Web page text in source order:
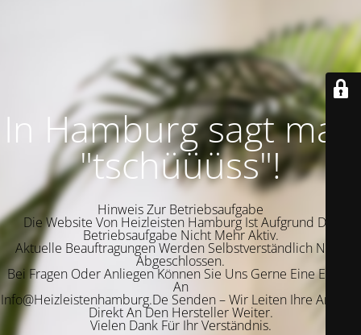
In Hamburg sagt man
"tschüüüss"!
Hinweis Zur Betriebsaufgabe
Die Website Von Heizleisten Hamburg Ist Aufgrund Der
Betriebsaufgabe Nicht Mehr Aktiv.
Aktuelle Beauftragungen Werden Selbstverständlich Noch
Abgeschlossen.
Bei Fragen Oder Anliegen Können Sie Uns Gerne Eine E-Mail
An
Info@Heizleistenhamburg.De Senden – Wir Leiten Ihre Anfrage
Direkt An Den Hersteller Weiter.
Vielen Dank Für Ihr Verständnis.